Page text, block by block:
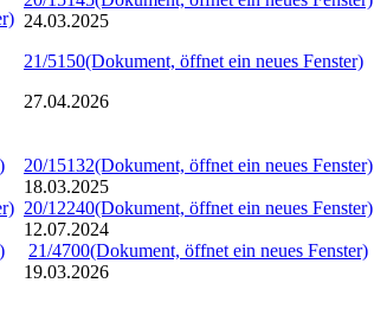
24.03.2025
21/5150(Dokument, öffnet ein neues Fenster)
27.04.2026
20/15132(Dokument, öffnet ein neues Fenster)
18.03.2025
20/12240(Dokument, öffnet ein neues Fenster)
12.07.2024
21/4700(Dokument, öffnet ein neues Fenster)
19.03.2026